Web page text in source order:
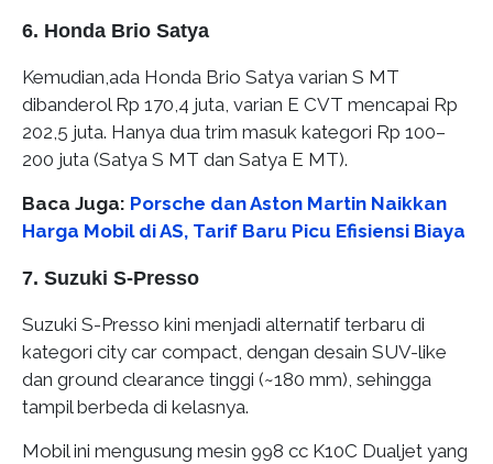
6. Honda Brio Satya
Kemudian,ada Honda Brio Satya varian S MT
dibanderol Rp 170,4 juta, varian E CVT mencapai Rp
202,5 juta. Hanya dua trim masuk kategori Rp 100–
200 juta (Satya S MT dan Satya E MT).
Baca Juga: Porsche dan Aston Martin Naikkan
Harga Mobil di AS, Tarif Baru Picu Efisiensi Biaya
7. Suzuki S‑Presso
Suzuki S-Presso kini menjadi alternatif terbaru di
kategori city car compact, dengan desain SUV-like
dan ground clearance tinggi (~180 mm), sehingga
tampil berbeda di kelasnya.
Mobil ini mengusung mesin 998 cc K10C Dualjet yang